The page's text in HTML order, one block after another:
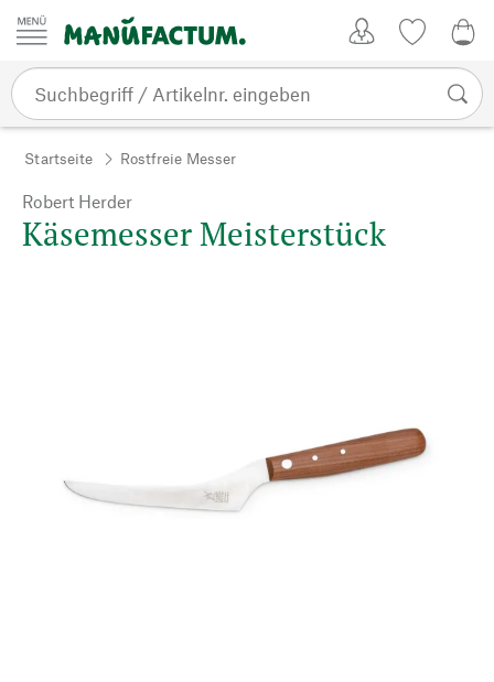
Zum Inhalt springen
Startseite Rostfreie Messer
Robert Herder
Käsemesser Meisterstück